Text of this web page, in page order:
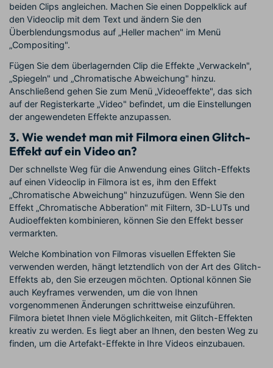
beiden Clips angleichen. Machen Sie einen Doppelklick auf
den Videoclip mit dem Text und ändern Sie den
Überblendungsmodus auf „Heller machen" im Menü
„Compositing".
Fügen Sie dem überlagernden Clip die Effekte „Verwackeln",
„Spiegeln" und „Chromatische Abweichung" hinzu.
Anschließend gehen Sie zum Menü „Videoeffekte", das sich
auf der Registerkarte „Video" befindet, um die Einstellungen
der angewendeten Effekte anzupassen.
3. Wie wendet man mit Filmora einen Glitch-
Effekt auf ein Video an?
Der schnellste Weg für die Anwendung eines Glitch-Effekts
auf einen Videoclip in Filmora ist es, ihm den Effekt
„Chromatische Abweichung" hinzuzufügen. Wenn Sie den
Effekt „Chromatische Abberation" mit Filtern, 3D-LUTs und
Audioeffekten kombinieren, können Sie den Effekt besser
vermarkten.
Welche Kombination von Filmoras visuellen Effekten Sie
verwenden werden, hängt letztendlich von der Art des Glitch-
Effekts ab, den Sie erzeugen möchten. Optional können Sie
auch Keyframes verwenden, um die von Ihnen
vorgenommenen Änderungen schrittweise einzuführen.
Filmora bietet Ihnen viele Möglichkeiten, mit Glitch-Effekten
kreativ zu werden. Es liegt aber an Ihnen, den besten Weg zu
finden, um die Artefakt-Effekte in Ihre Videos einzubauen.